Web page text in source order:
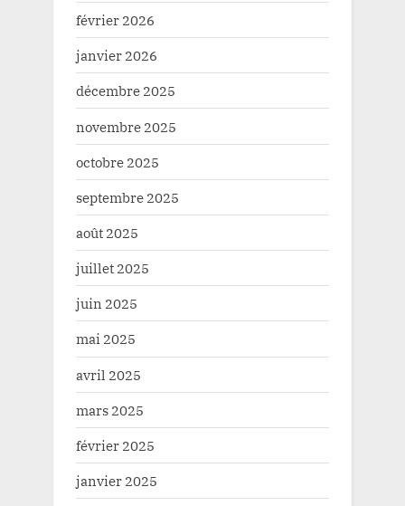
février 2026
janvier 2026
décembre 2025
novembre 2025
octobre 2025
septembre 2025
août 2025
juillet 2025
juin 2025
mai 2025
avril 2025
mars 2025
février 2025
janvier 2025